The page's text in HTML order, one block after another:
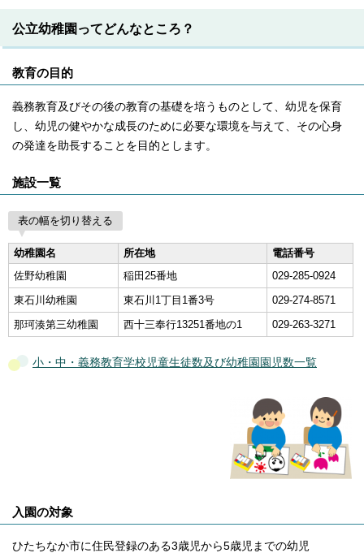
公立幼稚園ってどんなところ？
教育の目的
義務教育及びその後の教育の基礎を培うものとして、幼児を保育
し、幼児の健やかな成長のために必要な環境を与えて、その心身
の発達を助長することを目的とします。
施設一覧
表の幅を切り替える
幼稚園名 所在地
電話番号
佐野幼稚園
稲田25番地
029-285-0924
東石川幼稚園
東石川1丁目1番3号
029-274-8571
那珂湊第三幼稚園
西十三奉行13251番地の1 029-263-3271
小・中・義務教育学校児童生徒数及び幼稚園園児数一覧
入園の対象
ひたちなか市に住民登録のある3歳児から5歳児までの幼児